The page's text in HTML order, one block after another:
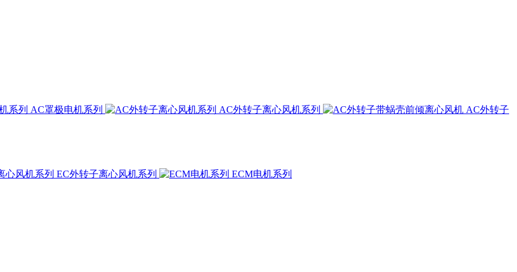
AC罩极电机系列 AC外转子离心风机系列
AC外转子
EC外转子离心风机系列
ECM电机系列